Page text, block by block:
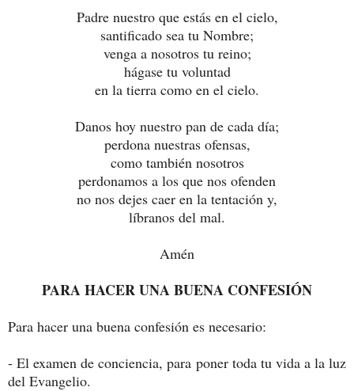
Padre nuestro que estás en el cielo,
santificado sea tu Nombre;
venga a nosotros tu reino;
hágase tu voluntad
en la tierra como en el cielo.
Danos hoy nuestro pan de cada día;
perdona nuestras ofensas,
como también nosotros
perdonamos a los que nos ofenden
no nos dejes caer en la tentación y,
líbranos del mal.
Amén
PARA HACER UNA BUENA CONFESIÓN
Para hacer una buena confesión es necesario:
- El examen de conciencia, para poner toda tu vida a la luz
del Evangelio.